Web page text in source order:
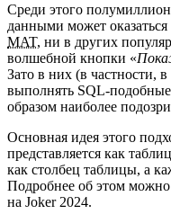
Среди этого
данными может
MAT, ни в других
волшебной кнопки «
Зато в них (в частности,
выполнять
образом наиболее
Основная идея этого
представляется как
как столбец таблицы, а
Подробнее об этом
на Joker 2024.